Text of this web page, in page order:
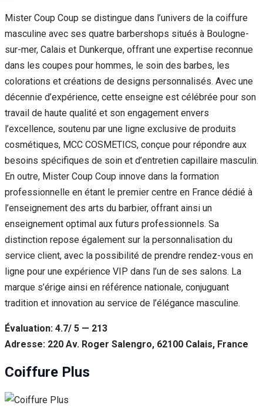
Mister Coup Coup se distingue dans l’univers de la coiffure
masculine avec ses quatre barbershops situés à Boulogne-
sur-mer, Calais et Dunkerque, offrant une expertise reconnue
dans les coupes pour hommes, le soin des barbes, les
colorations et créations de designs personnalisés. Avec une
décennie d’expérience, cette enseigne est célébrée pour son
travail de haute qualité et son engagement envers
l’excellence, soutenu par une ligne exclusive de produits
cosmétiques, MCC COSMETICS, conçue pour répondre aux
besoins spécifiques de soin et d’entretien capillaire masculin.
En outre, Mister Coup Coup innove dans la formation
professionnelle en étant le premier centre en France dédié à
l’enseignement des arts du barbier, offrant ainsi un
enseignement optimal aux futurs professionnels. Sa
distinction repose également sur la personnalisation du
service client, avec la possibilité de prendre rendez-vous en
ligne pour une expérience VIP dans l’un de ses salons. La
marque s’érige ainsi en référence nationale, conjuguant
tradition et innovation au service de l’élégance masculine.
Évaluation: 4.7/ 5 — 213
Adresse: 220 Av. Roger Salengro, 62100 Calais, France
Coiffure Plus